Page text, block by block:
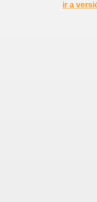
ir a